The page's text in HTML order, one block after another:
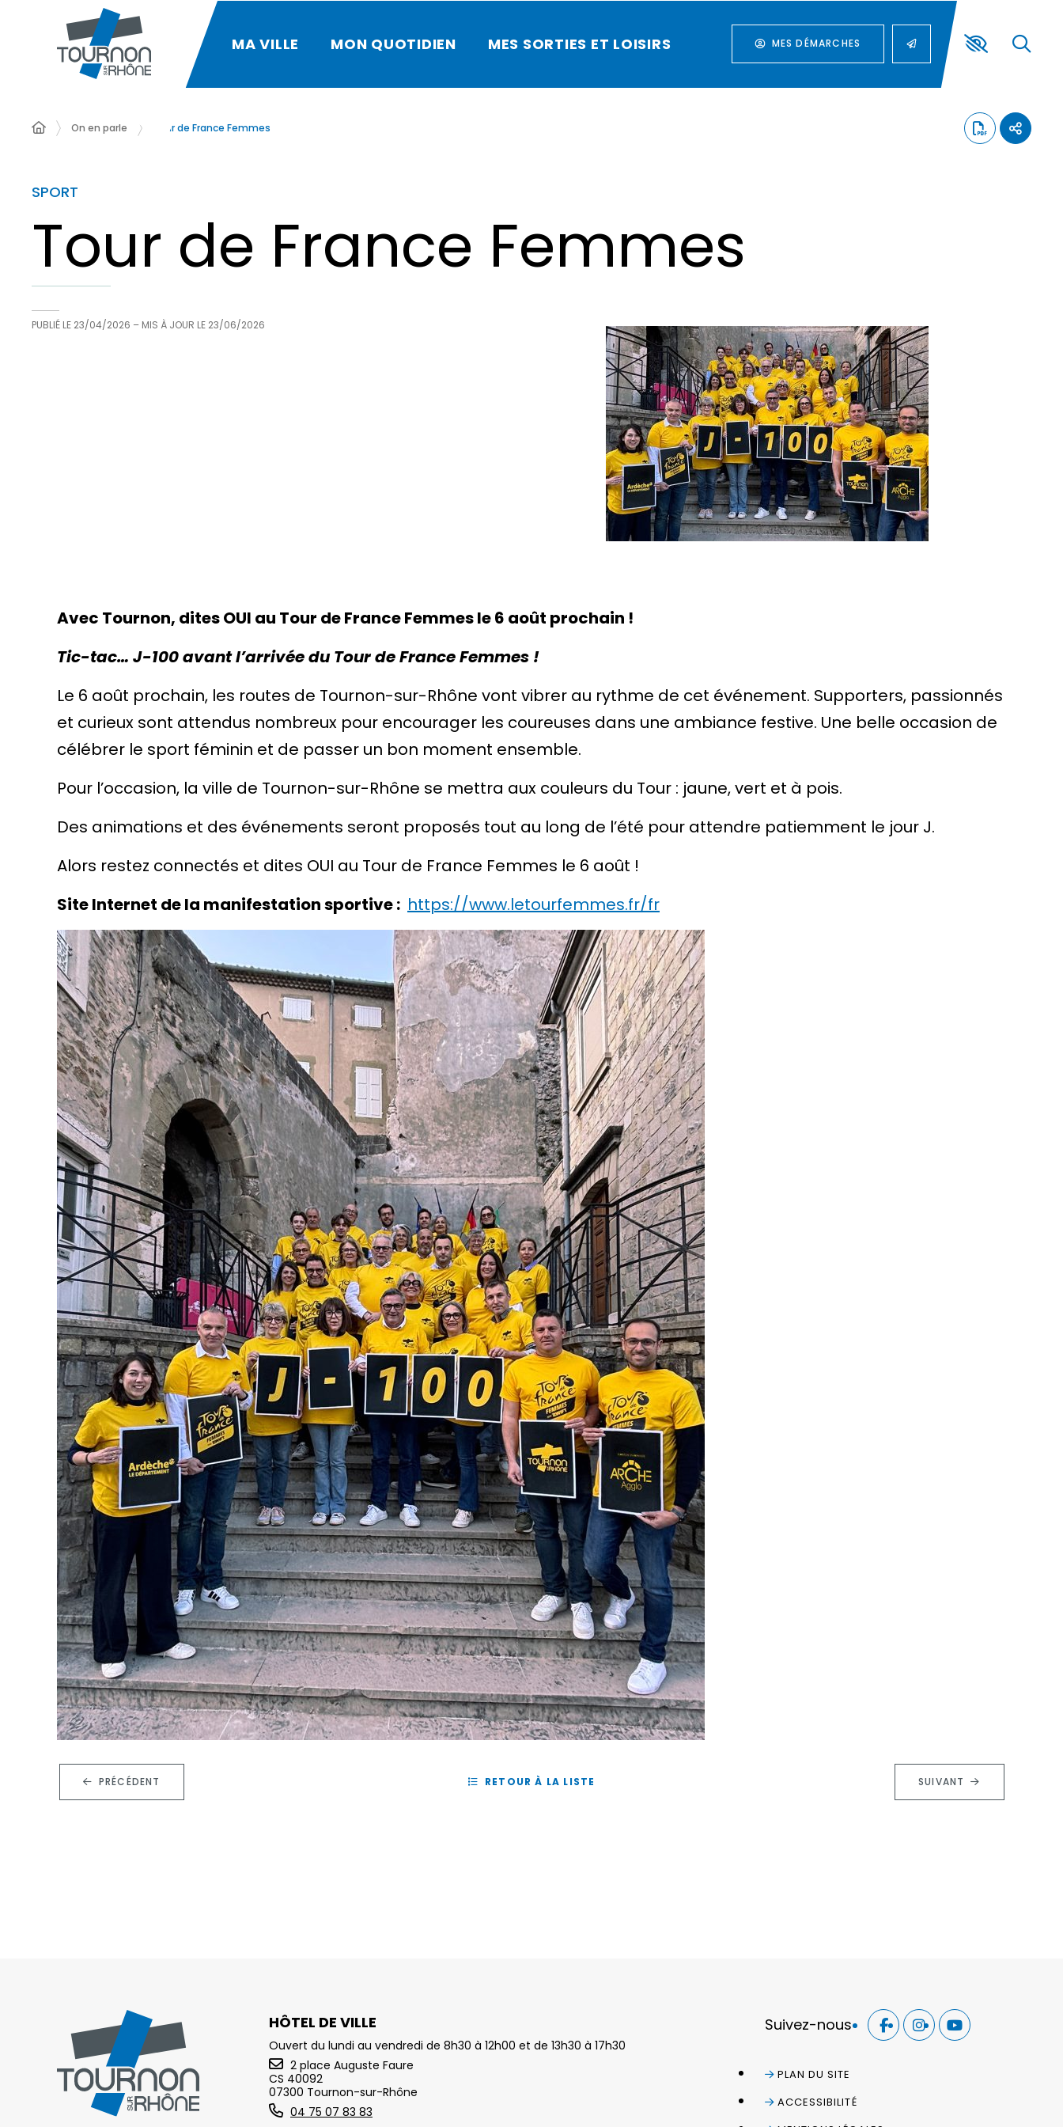
MA VILLE MON QUOTIDIEN MES SORTIES ET LOISIRS MES DÉMARCHES
On en parle Tour de France Femmes
SPORT
Tour de France Femmes
PUBLIÉ LE 23/04/2026 – MIS À JOUR LE 23/06/2026
Avec Tournon, dites OUI au Tour de France Femmes le 6 août prochain !
Tic-tac… J-100 avant l’arrivée du Tour de France Femmes !
Le 6 août prochain, les routes de Tournon-sur-Rhône vont vibrer au rythme de cet événement. Supporters, passionnés
et curieux sont attendus nombreux pour encourager les coureuses dans une ambiance festive. Une belle occasion de
célébrer le sport féminin et de passer un bon moment ensemble.
Pour l’occasion, la ville de Tournon-sur-Rhône se mettra aux couleurs du Tour : jaune, vert et à pois.
Des animations et des événements seront proposés tout au long de l’été pour attendre patiemment le jour J.
Alors restez connectés et dites OUI au Tour de France Femmes le 6 août !
Site Internet de la manifestation sportive : https://www.letourfemmes.fr/fr
PRÉCÉDENT RETOUR À LA LISTE SUIVANT
HÔTEL DE VILLE
Ouvert du lundi au vendredi de 8h30 à 12h00 et de 13h30 à 17h30
2 place Auguste Faure
CS 40092
07300 Tournon-sur-Rhône
04 75 07 83 83
Suivez-nous
PLAN DU SITE
ACCESSIBILITÉ